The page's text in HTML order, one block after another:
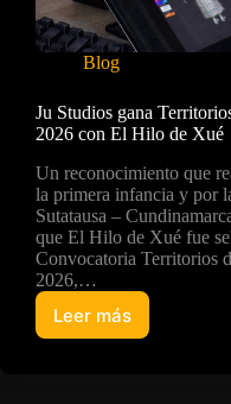
Blog
Ju Studios gana
2026 con El Hilo de Xué
Un reconocimiento que
la primera infancia y por
Sutatausa –
que El Hilo de Xué fue
Convocatoria Territorios
2026,…
Leer más
Ju